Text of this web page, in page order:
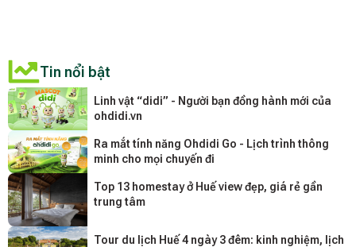
Tin nổi bật
Linh vật “didi” - Người bạn đồng hành mới của
ohdidi.vn
Ra mắt tính năng Ohdidi Go - Lịch trình thông
minh cho mọi chuyến đi
Top 13 homestay ở Huế view đẹp, giá rẻ gần
trung tâm
Tour du lịch Huế 4 ngày 3 đêm: kinh nghiệm, lịch